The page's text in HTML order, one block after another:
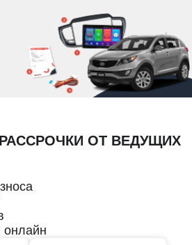
ОТ ВЕДУЩИХ